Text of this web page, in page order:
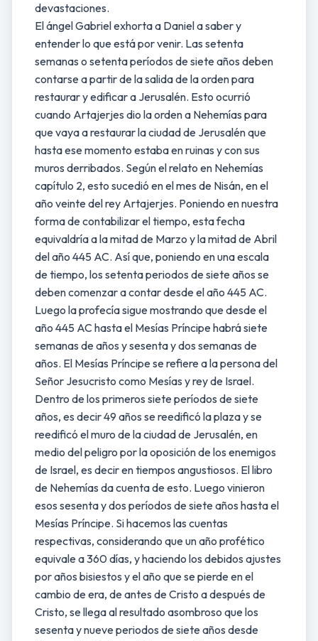
devastaciones.
El ángel Gabriel exhorta a Daniel a saber y
entender lo que está por venir. Las setenta
semanas o setenta períodos de siete años deben
contarse a partir de la salida de la orden para
restaurar y edificar a Jerusalén. Esto ocurrió
cuando Artajerjes dio la orden a Nehemías para
que vaya a restaurar la ciudad de Jerusalén que
hasta ese momento estaba en ruinas y con sus
muros derribados. Según el relato en Nehemías
capítulo 2, esto sucedió en el mes de Nisán, en el
año veinte del rey Artajerjes. Poniendo en nuestra
forma de contabilizar el tiempo, esta fecha
equivaldría a la mitad de Marzo y la mitad de Abril
del año 445 AC. Así que, poniendo en una escala
de tiempo, los setenta periodos de siete años se
deben comenzar a contar desde el año 445 AC.
Luego la profecía sigue mostrando que desde el
año 445 AC hasta el Mesías Príncipe habrá siete
semanas de años y sesenta y dos semanas de
años. El Mesías Príncipe se refiere a la persona del
Señor Jesucristo como Mesías y rey de Israel.
Dentro de los primeros siete períodos de siete
años, es decir 49 años se reedificó la plaza y se
reedificó el muro de la ciudad de Jerusalén, en
medio del peligro por la oposición de los enemigos
de Israel, es decir en tiempos angustiosos. El libro
de Nehemías da cuenta de esto. Luego vinieron
esos sesenta y dos períodos de siete años hasta el
Mesías Príncipe. Si hacemos las cuentas
respectivas, considerando que un año profético
equivale a 360 días, y haciendo los debidos ajustes
por años bisiestos y el año que se pierde en el
cambio de era, de antes de Cristo a después de
Cristo, se llega al resultado asombroso que los
sesenta y nueve periodos de siete años desde